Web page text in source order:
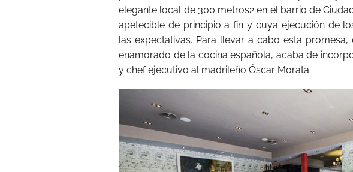
elegante local de 300 metros2 en el barrio de
apetecible de principio a fin y cuya ejecución de
las expectativas. Para llevar a cabo esta promesa,
enamorado de la cocina española, acaba de
y chef ejecutivo al madrileño Óscar Morata.